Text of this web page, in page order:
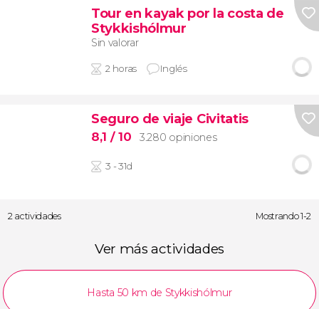
Tour en kayak por la costa de
Stykkishólmur
Sin valorar
2 horas Inglés
Seguro de viaje Civitatis
8,1 / 10 3.280 opiniones
3 - 31d
2 actividades Mostrando 1-2
Ver más actividades
Hasta 50 km de Stykkishólmur